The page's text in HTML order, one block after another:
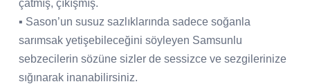
çatmış, çıkışmış.
▪ Sason’un susuz sazlıklarında sadece soğanla
sarımsak yetişebileceğini söyleyen Samsunlu
sebzecilerin sözüne sizler de sessizce ve sezgilerinize
sığınarak inanabilirsiniz.